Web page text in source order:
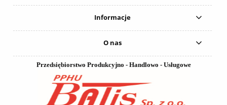
Informacje
O nas
Przedsiębiorstwo Produkcyjno - Handlowo - Usługowe